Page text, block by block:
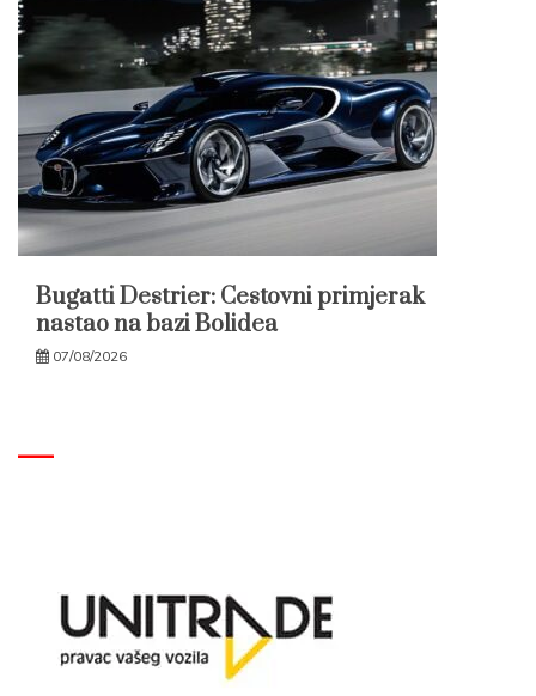
Bugatti Destrier: Cestovni primjerak
nastao na bazi Bolidea
07/08/2026